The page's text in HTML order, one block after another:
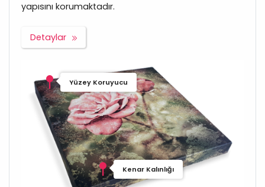
yapısını korumaktadır.
Detaylar
Yüzey Koruyucu
Kenar Kalınlığı